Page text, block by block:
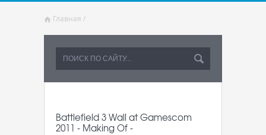
Главная /
Battlefield 3 Wall at Gamescom
2011 - Making Of -